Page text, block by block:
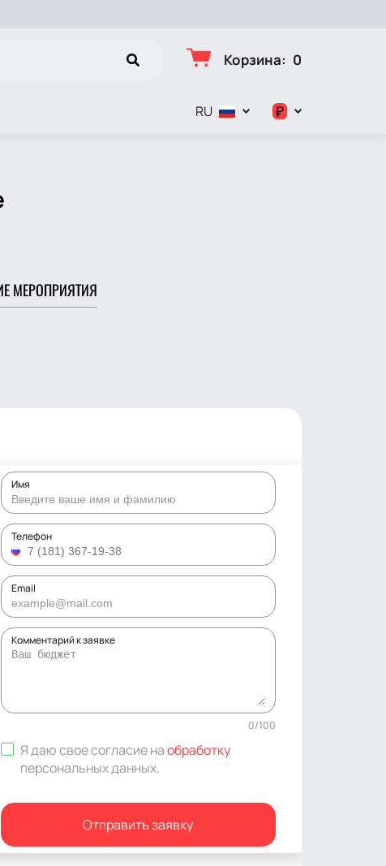
Корзина: 0
RU ₽
МЕРОПРИЯТИЯ
Имя
Телефон
Email
Комментарий к заявке
0/100
Я даю свое согласие наобработку
персональных данных.
Отправить заявку